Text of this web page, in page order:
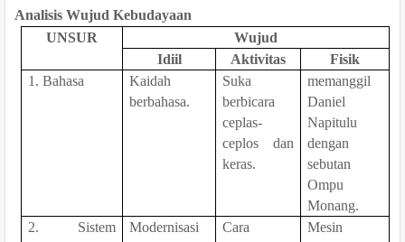
Analisis Wujud Kebudayaan
UNSUR
Wujud
Idiil
Aktivitas
Fisik
1. Bahasa
Kaidah
berbahasa.
Suka
berbicara
ceplas-
ceplos dan
keras.
memanggil
Daniel
Napitulu
dengan
sebutan
Ompu
Monang.
2. Sistem
Modernisasi
Cara
Mesin